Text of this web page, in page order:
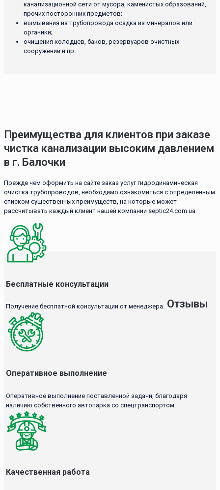
канализационной сети от мусора, каменистых образований,
прочих посторонних предметов;
вымывания из трубопровода осадка из минералов или
органики;
очищения колодцев, баков, резервуаров очистных
сооружений и пр.
Преимущества для клиентов при заказе
чистка канализации высоким давлением
в г. Балочки
Прежде чем оформить на сайте заказ услуг гидродинамическая
очистка трубопроводов, необходимо ознакомиться с определенным
списком существенных преимуществ, на которые может
рассчитывать каждый клиент нашей компании septic24.com.ua.
Бесплатные консультации
Получение бесплатной консультации от менеджера.
Оперативное выполнение
Оперативное выполнение поставленной задачи, благодаря
наличию собственного автопарка со спецтранспортом.
Качественная работа
Отзывы